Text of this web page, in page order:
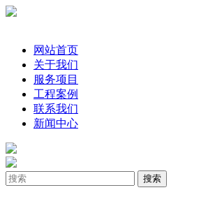
网站首页
关于我们
服务项目
工程案例
联系我们
新闻中心